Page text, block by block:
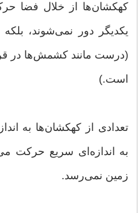
کهکشان‌ها از خلال فضا
یکدیگر دور نمی‌شوند،
(درست مانند کشمش‌ها در
است.)
تعدادی از کهکشان‌ها به
به اندازه‌ای سریع حرکت
زمین نمی‌رسد.